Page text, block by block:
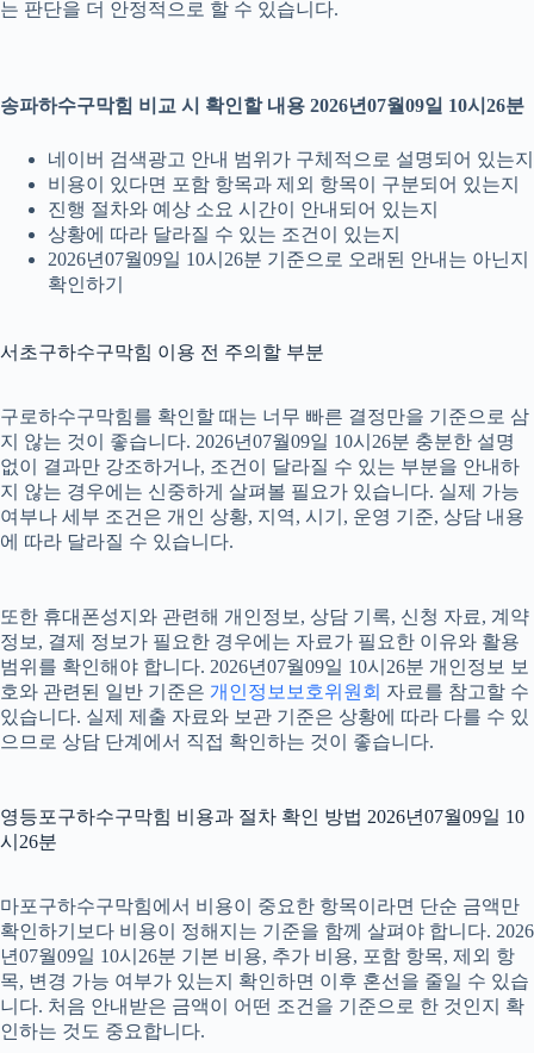
는 판단을 더 안정적으로 할 수 있습니다.
송파하수구막힘 비교 시 확인할 내용 2026년07월09일 10시26분
네이버 검색광고 안내 범위가 구체적으로 설명되어 있는지
비용이 있다면 포함 항목과 제외 항목이 구분되어 있는지
진행 절차와 예상 소요 시간이 안내되어 있는지
상황에 따라 달라질 수 있는 조건이 있는지
2026년07월09일 10시26분 기준으로 오래된 안내는 아닌지
확인하기
서초구하수구막힘 이용 전 주의할 부분
구로하수구막힘를 확인할 때는 너무 빠른 결정만을 기준으로 삼
지 않는 것이 좋습니다. 2026년07월09일 10시26분 충분한 설명
없이 결과만 강조하거나, 조건이 달라질 수 있는 부분을 안내하
지 않는 경우에는 신중하게 살펴볼 필요가 있습니다. 실제 가능
여부나 세부 조건은 개인 상황, 지역, 시기, 운영 기준, 상담 내용
에 따라 달라질 수 있습니다.
또한 휴대폰성지와 관련해 개인정보, 상담 기록, 신청 자료, 계약
정보, 결제 정보가 필요한 경우에는 자료가 필요한 이유와 활용
범위를 확인해야 합니다. 2026년07월09일 10시26분 개인정보 보
호와 관련된 일반 기준은 개인정보보호위원회 자료를 참고할 수
있습니다. 실제 제출 자료와 보관 기준은 상황에 따라 다를 수 있
으므로 상담 단계에서 직접 확인하는 것이 좋습니다.
영등포구하수구막힘 비용과 절차 확인 방법 2026년07월09일 10
시26분
마포구하수구막힘에서 비용이 중요한 항목이라면 단순 금액만
확인하기보다 비용이 정해지는 기준을 함께 살펴야 합니다. 2026
년07월09일 10시26분 기본 비용, 추가 비용, 포함 항목, 제외 항
목, 변경 가능 여부가 있는지 확인하면 이후 혼선을 줄일 수 있습
니다. 처음 안내받은 금액이 어떤 조건을 기준으로 한 것인지 확
인하는 것도 중요합니다.